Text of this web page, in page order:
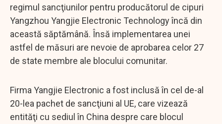
regimul sancţiunilor pentru producătorul de cipuri
Yangzhou Yangjie Electronic Technology încă din
această săptămână. Însă implementarea unei
astfel de măsuri are nevoie de aprobarea celor 27
de state membre ale blocului comunitar.
Firma Yangjie Electronic a fost inclusă în cel de-al
20-lea pachet de sancţiuni al UE, care vizează
entităţi cu sediul în China despre care blocul